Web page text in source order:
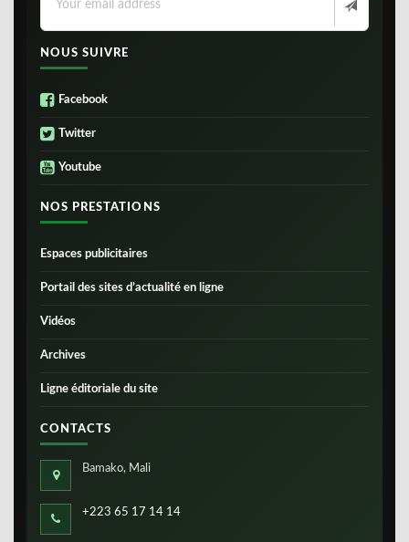
NOUS SUIVRE
Facebook
Twitter
Youtube
NOS PRESTATIONS
Espaces publicitaires
Portail des sites d’actualité en ligne
Vidéos
Archives
Ligne éditoriale du site
CONTACTS
Bamako, Mali
+223 65 17 14 14